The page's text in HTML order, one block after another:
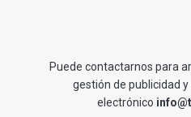
Puede contactarnos para
gestión de publicidad
electrónico